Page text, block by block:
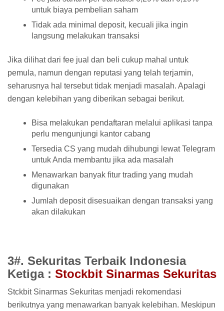
untuk biaya pembelian saham
Tidak ada minimal deposit, kecuali jika ingin
langsung melakukan transaksi
Jika dilihat dari fee jual dan beli cukup mahal untuk
pemula, namun dengan reputasi yang telah terjamin,
seharusnya hal tersebut tidak menjadi masalah. Apalagi
dengan kelebihan yang diberikan sebagai berikut.
Bisa melakukan pendaftaran melalui aplikasi tanpa
perlu mengunjungi kantor cabang
Tersedia CS yang mudah dihubungi lewat Telegram
untuk Anda membantu jika ada masalah
Menawarkan banyak fitur trading yang mudah
digunakan
Jumlah deposit disesuaikan dengan transaksi yang
akan dilakukan
3#. Sekuritas Terbaik Indonesia
Ketiga : Stockbit Sinarmas Sekuritas
Stckbit Sinarmas Sekuritas menjadi rekomendasi
berikutnya yang menawarkan banyak kelebihan. Meskipun